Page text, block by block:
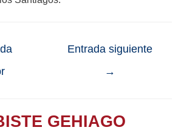
Entrada siguiente
→
GEHIAGO